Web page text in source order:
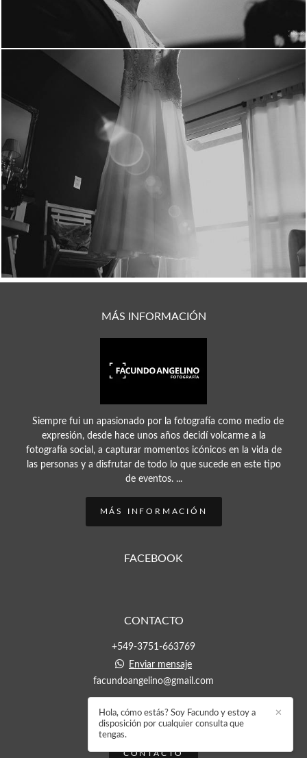
18
MÁS INFORMACIÓN
Siempre fui un apasionado por la fotografía como medio de
expresión, desde hace unos años decidí volcarme a la
fotografía social, a capturar momentos icónicos en la vida de
las personas y a disfrutar de todo lo que sucede en este tipo
de eventos. ...
MÁS INFORMACIÓN
FACEBOOK
CONTACTO
+549-3751-663769
Enviar mensaje
facundoangelino@gmail.com
CONTACTO
✕
Hola, cómo estás? Soy Facundo y estoy a
disposición por cualquier consulta que
tengas.